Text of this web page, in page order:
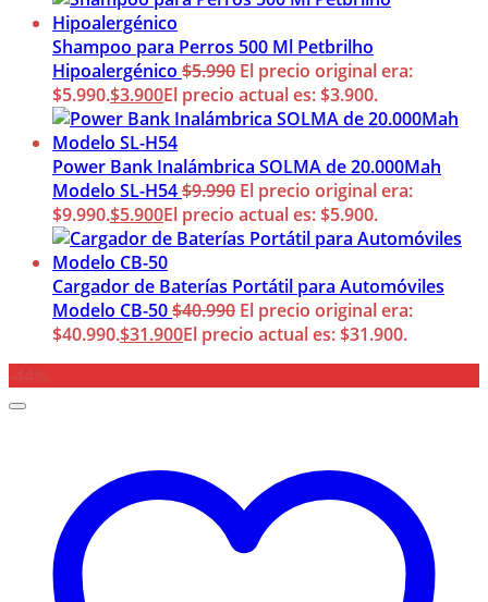
Shampoo para Perros 500 Ml Petbrilho
Hipoalergénico $5.990 El precio original era:
$5.990.$3.900El precio actual es: $3.900.
Power Bank Inalámbrica SOLMA de 20.000Mah
Modelo SL-H54$9.990 El precio original era:
$9.990.$5.900El precio actual es: $5.900.
Cargador de Baterías Portátil para Automóviles
Modelo CB-50$40.990 El precio original era:
$40.990.$31.900El precio actual es: $31.900.